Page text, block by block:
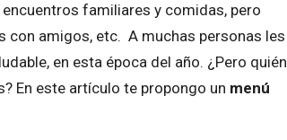
familiares y comidas, pero
con amigos, etc. A muchas personas les
en esta época del año. ¿Pero quién
En este artículo te propongo un menú